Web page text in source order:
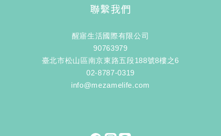
聯繫我們
醒寤生活國際有限公司
90763979
臺北市松山區南京東路五段188號8樓之6
02-8787-0319
info@mezamelife.com